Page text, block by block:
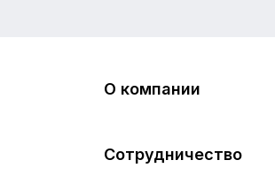
О компании
Сотрудничество